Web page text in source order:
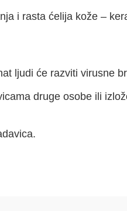
i rasta ćelija kože –
ljudi će razviti virusne
druge osobe ili